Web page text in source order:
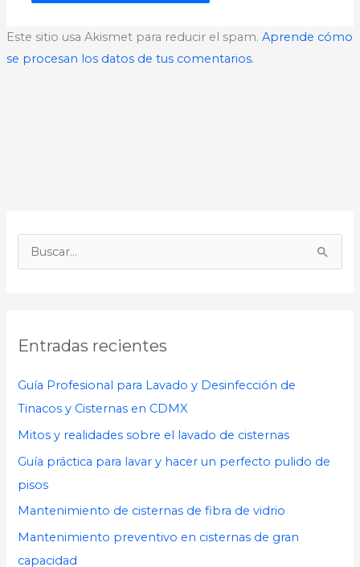
Este sitio usa Akismet para reducir el spam. Aprende cómo
se procesan los datos de tus comentarios.
a
r
:
Entradas recientes
Guía Profesional para Lavado y Desinfección de
Tinacos y Cisternas en CDMX
Mitos y realidades sobre el lavado de cisternas
Guía práctica para lavar y hacer un perfecto pulido de
pisos
Mantenimiento de cisternas de fibra de vidrio
Mantenimiento preventivo en cisternas de gran
capacidad